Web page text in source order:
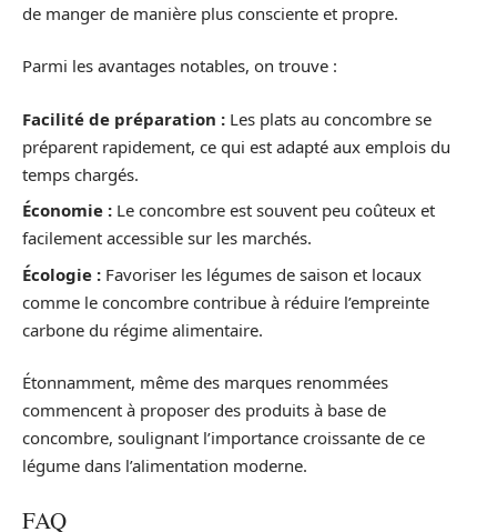
de manger de manière plus consciente et propre.
Parmi les avantages notables, on trouve :
Facilité de préparation : Les plats au concombre se
préparent rapidement, ce qui est adapté aux emplois du
temps chargés.
Économie : Le concombre est souvent peu coûteux et
facilement accessible sur les marchés.
Écologie : Favoriser les légumes de saison et locaux
comme le concombre contribue à réduire l’empreinte
carbone du régime alimentaire.
Étonnamment, même des marques renommées
commencent à proposer des produits à base de
concombre, soulignant l’importance croissante de ce
légume dans l’alimentation moderne.
FAQ